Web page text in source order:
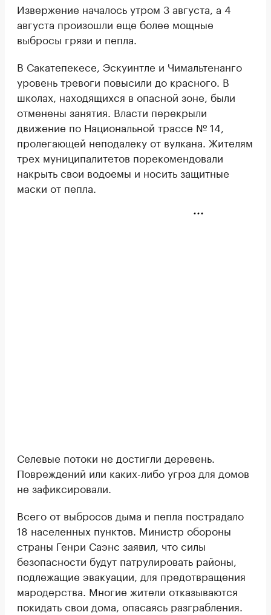
Извержение началось утром 3 августа, а 4
августа произошли еще более мощные
выбросы грязи и пепла.
В Сакатепекесе, Эскуинтле и Чимальтенанго
уровень тревоги повысили до красного. В
школах, находящихся в опасной зоне, были
отменены занятия. Власти перекрыли
движение по Национальной трассе № 14,
пролегающей неподалеку от вулкана. Жителям
трех муниципалитетов порекомендовали
накрыть свои водоемы и носить защитные
маски от пепла.
Селевые потоки не достигли деревень.
Повреждений или каких-либо угроз для домов
не зафиксировали.
Всего от выбросов дыма и пепла пострадало
18 населенных пунктов. Министр обороны
страны Генри Саэнс заявил, что силы
безопасности будут патрулировать районы,
подлежащие эвакуации, для предотвращения
мародерства. Многие жители отказываются
покидать свои дома, опасаясь разграбления.